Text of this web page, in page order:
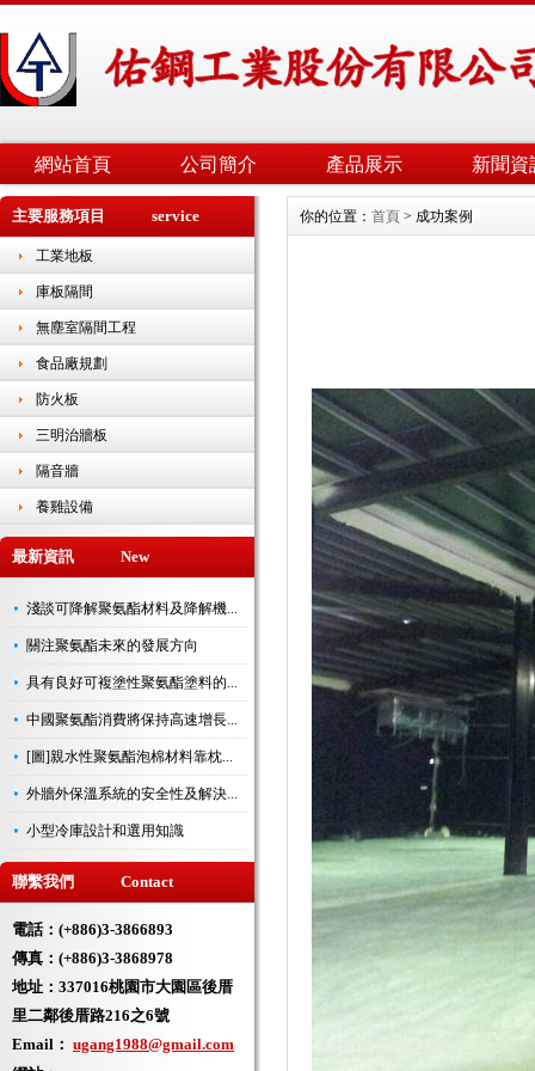
網站首頁 公司簡介 產品展示 新聞資
主要服務項目 service
工業地板
庫板隔間
無塵室隔間工程
食品廠規劃
防火板
三明治牆板
隔音牆
養雞設備
最新資訊 New
淺談可降解聚氨酯材料及降解機...
關注聚氨酯未來的發展方向
具有良好可複塗性聚氨酯塗料的...
中國聚氨酯消費將保持高速增長...
[圖]親水性聚氨酯泡棉材料靠枕...
外牆外保溫系統的安全性及解決...
小型冷庫設計和選用知識
聯繫我們 Contact
電話：(+886)3-3866893
傳真：(+886)3-3868978
地址： 337016桃園市大園區後厝
里二鄰後厝路216之6號
Email： ugang1988@gmail.com
你的位置： 首頁 > 成功案例